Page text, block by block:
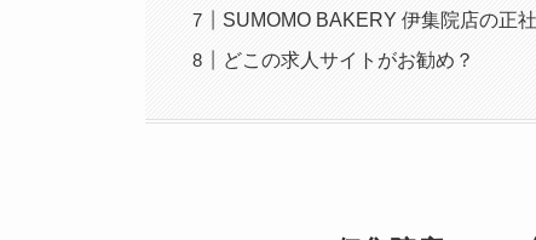
SUMOMO BAKERY 伊集院店の正
どこの求人サイトがお勧め？